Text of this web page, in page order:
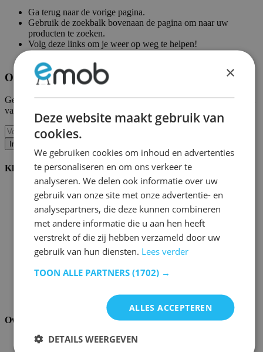
Ga terug naar de vorige pagina.
Gebruik de zoekbalk bovenaan de pagina om naar uw
producten te zoeken.
Volg deze links om je weer op weg te helpen!
Ontvang onze nieuwe collecties en promoties.
Geef ons uw e-mail en u wordt maandelijks op de hoogte gehouden
van de laatste gebeurtenissen.
Inschrijven
Klantenservice
Bestellen bij Emob
Betaalmogelijkheden
Verzending en levering
Service en garantie
Annuleren of retourneren
Klachten
Montagetips
Wachtwoord vergeten?
Palletopslag & Fulfilment
Over ons
Over ons
×
Deze website maakt gebruik van
cookies.
We gebruiken cookies om inhoud en advertenties
te personaliseren en om ons verkeer te
analyseren. We delen ook informatie over uw
gebruik van onze site met onze advertentie- en
analysepartners, die deze kunnen combineren
met andere informatie die u aan hen heeft
verstrekt of die zij hebben verzameld door uw
gebruik van hun diensten. Lees verder
TOON ALLE PARTNERS (1702) →
ALLES ACCEPTEREN
DETAILS WEERGEVEN